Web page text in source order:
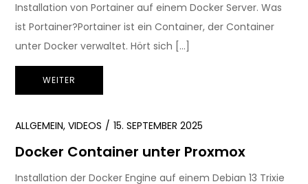
Installation von Portainer auf einem Docker Server. Was
ist Portainer?Portainer ist ein Container, der Container
unter Docker verwaltet. Hört sich […]
WEITER
ALLGEMEIN,VIDEOS 15. SEPTEMBER 2025
Docker Container unter Proxmox
Installation der Docker Engine auf einem Debian 13 Trixie